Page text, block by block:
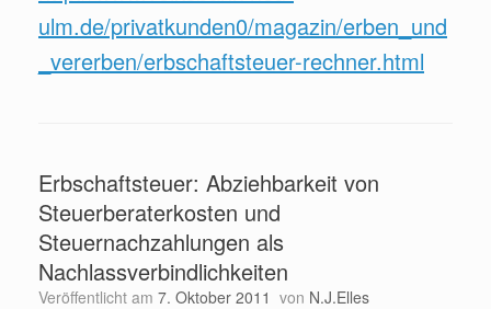
ulm.de/privatkunden0/magazin/erben_und
_vererben/erbschaftsteuer-rechner.html
Erbschaftsteuer: Abziehbarkeit von
Steuerberaterkosten und
Steuernachzahlungen als
Nachlassverbindlichkeiten
Veröffentlicht am 7. Oktober 2011 von N.J.Elles